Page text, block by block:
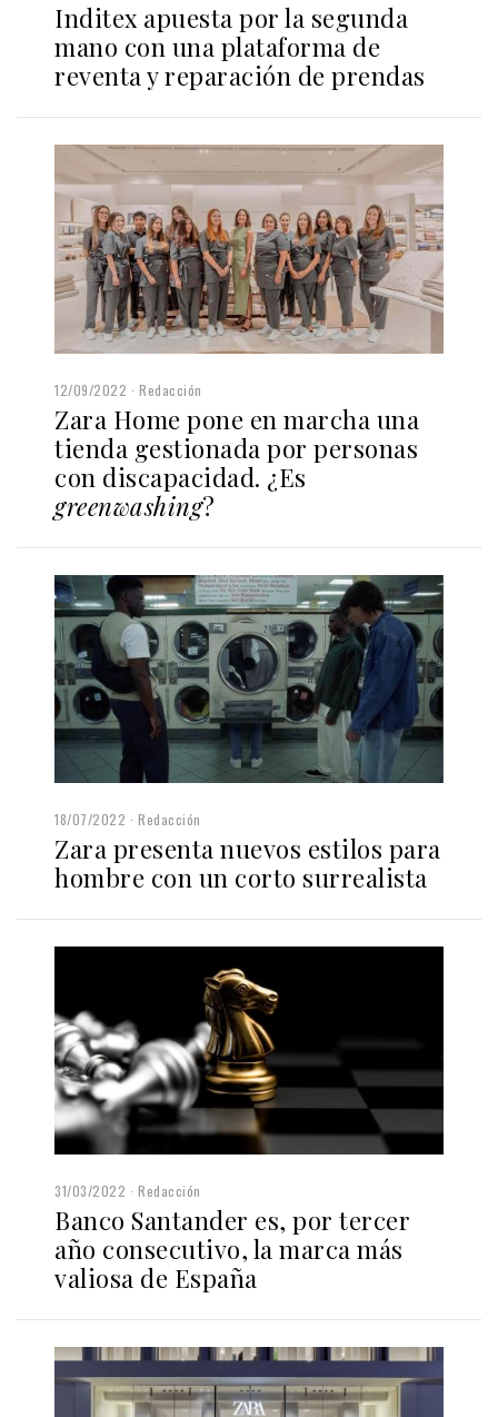
Inditex apuesta por la segunda
mano con una plataforma de
reventa y reparación de prendas
12/09/2022 Redacción
Zara Home pone en marcha una
tienda gestionada por personas
con discapacidad. ¿Es
greenwashing?
18/07/2022 Redacción
Zara presenta nuevos estilos para
hombre con un corto surrealista
31/03/2022 Redacción
Banco Santander es, por tercer
año consecutivo, la marca más
valiosa de España